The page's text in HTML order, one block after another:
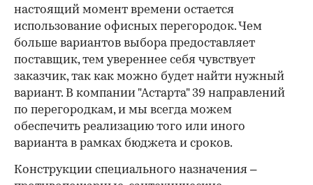
настоящий момент времени остается
использование офисных перегородок. Чем
больше вариантов выбора предоставляет
поставщик, тем увереннее себя чувствует
заказчик, так как можно будет найти нужный
вариант. В компании "Астарта" 39 направлений
по перегородкам, и мы всегда можем
обеспечить реализацию того или иного
варианта в рамках бюджета и сроков.
Конструкции специального назначения –